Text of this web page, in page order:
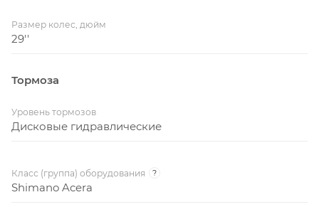
Размер колес, дюйм
29''
Тормоза
Уровень тормозов
Дисковые гидравлические
Класс (группа) оборудования ?
Shimano Acera